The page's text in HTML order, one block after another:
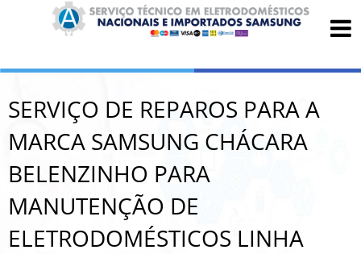
SERVIÇO DE REPAROS PARA A
MARCA SAMSUNG CHÁCARA
BELENZINHO PARA
MANUTENÇÃO DE
ELETRODOMÉSTICOS LINHA